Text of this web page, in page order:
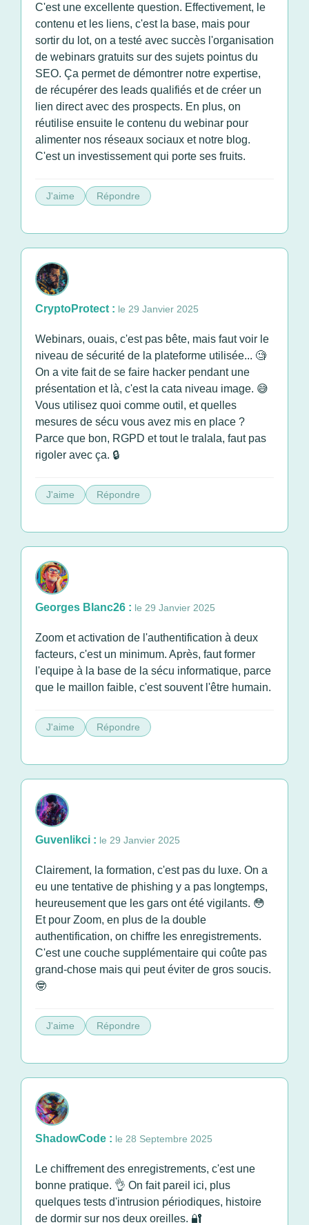
C'est une excellente question. Effectivement, le
contenu et les liens, c'est la base, mais pour
sortir du lot, on a testé avec succès l'organisation
de webinars gratuits sur des sujets pointus du
SEO. Ça permet de démontrer notre expertise,
de récupérer des leads qualifiés et de créer un
lien direct avec des prospects. En plus, on
réutilise ensuite le contenu du webinar pour
alimenter nos réseaux sociaux et notre blog.
C'est un investissement qui porte ses fruits.
J'aime Répondre
CryptoProtect : le 29 Janvier 2025
Webinars, ouais, c'est pas bête, mais faut voir le
niveau de sécurité de la plateforme utilisée... 🧐
On a vite fait de se faire hacker pendant une
présentation et là, c'est la cata niveau image. 😅
Vous utilisez quoi comme outil, et quelles
mesures de sécu vous avez mis en place ?
Parce que bon, RGPD et tout le tralala, faut pas
rigoler avec ça. 🔒
J'aime Répondre
Georges Blanc26 : le 29 Janvier 2025
Zoom et activation de l'authentification à deux
facteurs, c'est un minimum. Après, faut former
l'equipe à la base de la sécu informatique, parce
que le maillon faible, c'est souvent l'être humain.
J'aime Répondre
Guvenlikci : le 29 Janvier 2025
Clairement, la formation, c'est pas du luxe. On a
eu une tentative de phishing y a pas longtemps,
heureusement que les gars ont été vigilants. 😳
Et pour Zoom, en plus de la double
authentification, on chiffre les enregistrements.
C'est une couche supplémentaire qui coûte pas
grand-chose mais qui peut éviter de gros soucis.
🤓
J'aime Répondre
ShadowCode : le 28 Septembre 2025
Le chiffrement des enregistrements, c'est une
bonne pratique. 👌 On fait pareil ici, plus
quelques tests d'intrusion périodiques, histoire
de dormir sur nos deux oreilles. 🔐